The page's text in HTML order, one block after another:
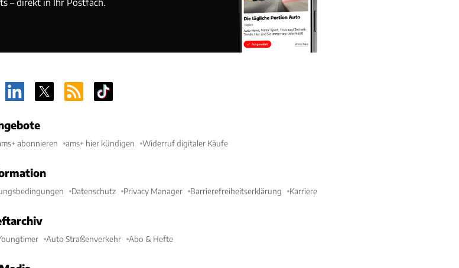
– direkt in Ihr Postfach.
abonnieren ams+ hier kündigen Widerruf digitaler Käufe
Datenschutz Privacy Manager Barrierefreiheitserklärung Karriere
Auto Straßenverkehr Abo & Hefte